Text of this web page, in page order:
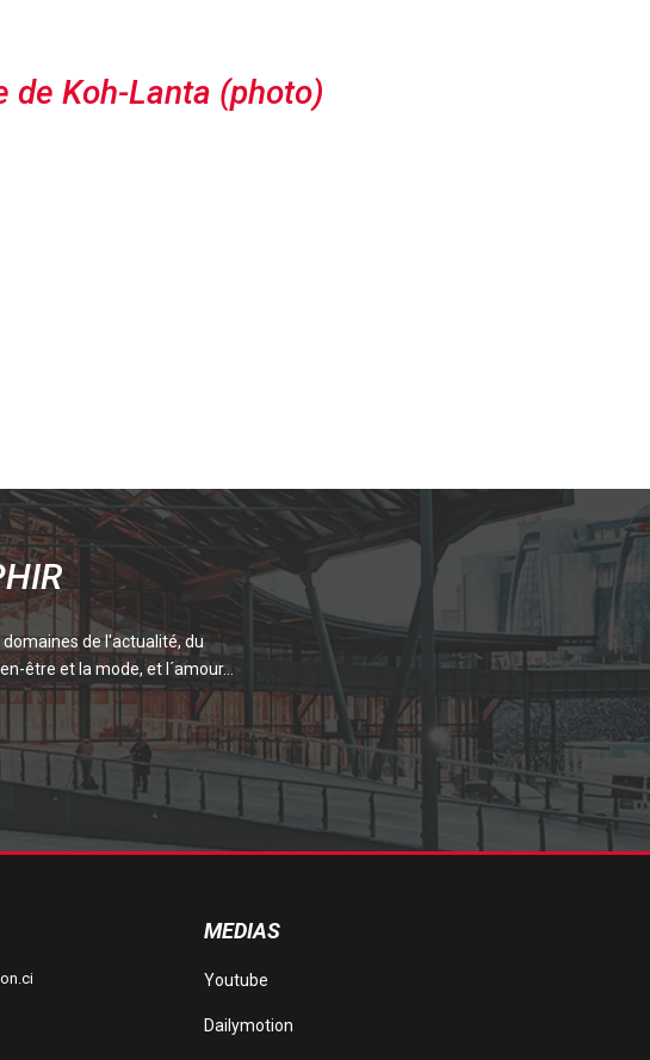
Koh-Lanta (photo)
de l'actualité, du
être et la mode, et l´amour...
MEDIAS
Youtube
Dailymotion